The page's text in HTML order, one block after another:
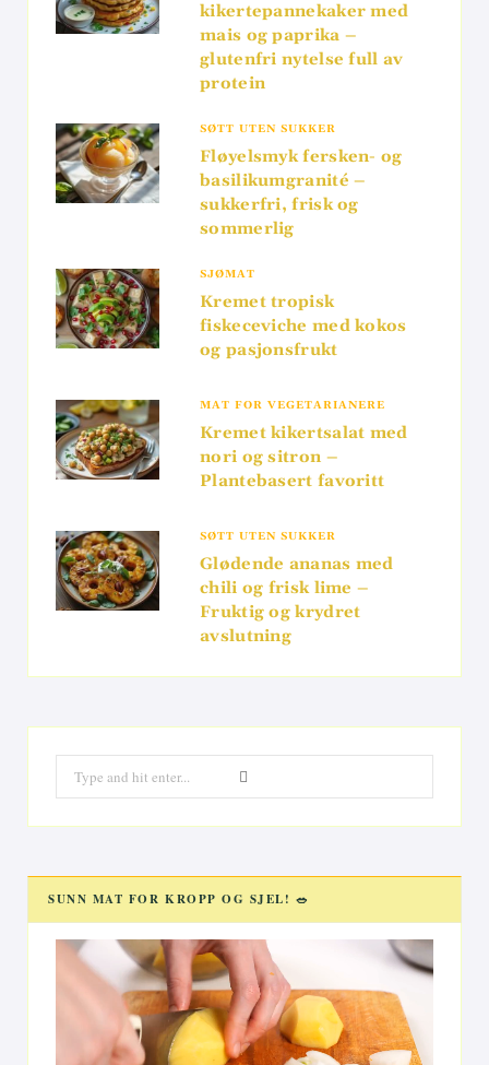
kikertepannekaker med
mais og paprika –
glutenfri nytelse full av
protein
SØTT UTEN SUKKER
Fløyelsmyk fersken- og
basilikumgranité –
sukkerfri, frisk og
sommerlig
SJØMAT
Kremet tropisk
fiskeceviche med kokos
og pasjonsfrukt
MAT FOR VEGETARIANERE
Kremet kikertsalat med
nori og sitron –
Plantebasert favoritt
SØTT UTEN SUKKER
Glødende ananas med
chili og frisk lime –
Fruktig og krydret
avslutning
Search
for:
SUNN MAT FOR KROPP OG SJEL! 🥗
Videoavspiller